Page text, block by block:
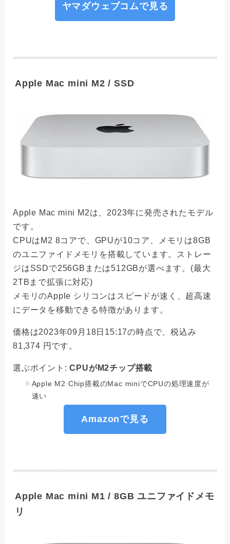
ヤマダウェブコムで見る
Apple Mac mini M2 / SSD
Apple Mac mini M2は、2023年に発売されたモデル
です。
CPUはM2 8コアで、GPUが10コア、メモリは8GB
のユニファイドメモリを搭載しています。ストレー
ジはSSDで256GBまたは512GBが選べます。(最大
2TBまで拡張に対応)
メモリのApple シリコンはスピードが速く、超高速
にデータを移動できる特徴があります。
価格は2023年09月18日15:17の時点で、税込み
81,374 円です。
選ぶポイント:CPUがM2チップ搭載
Apple M2 Chip搭載のMac miniでCPUの処理速度が
速い
Amazonで見る
Apple Mac mini M1 / 8GB ユニファイドメモ
リ